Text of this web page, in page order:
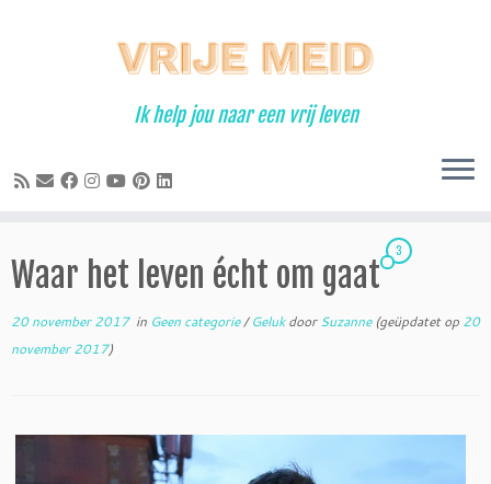
Ik help jou naar een vrij leven
Waar het leven écht om gaat
3
20 november 2017in Geen categorie/GelukdoorSuzanne(geüpdatet op 20
november 2017)